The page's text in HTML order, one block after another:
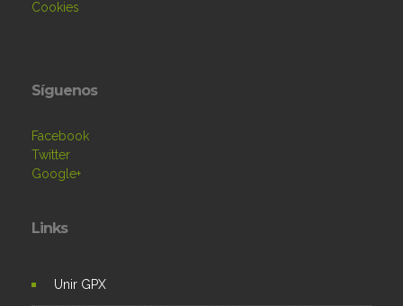
Cookies
Síguenos
Facebook
Twitter
Google+
Links
Unir GPX